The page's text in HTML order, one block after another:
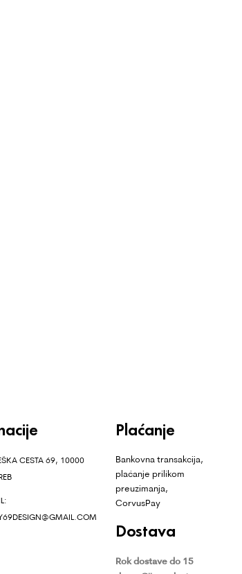
CESTA 69, 10000
Plaćanje
Bankovna transakcija,
plaćanje prilikom
preuzimanja,
CorvusPay
Dostava
Rok dostave do 15